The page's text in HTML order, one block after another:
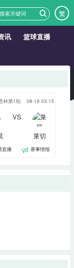
繁
讯 篮球直播
杯第1轮 08-18 03:15
VS
莱切
直播 赛事情报